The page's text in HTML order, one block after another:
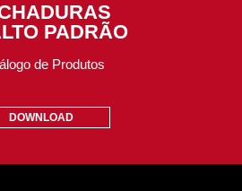
PADRÃO
de Produtos
DOWNLOAD